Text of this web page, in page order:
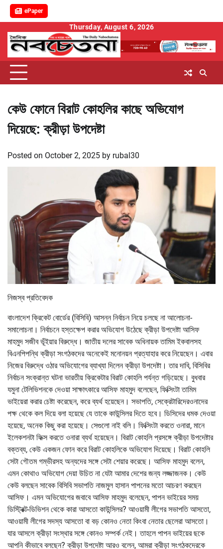
ePaper
content
Thursday, August 6, 2026
কেউ ফোনে বিরাট কোহলির কাছে অভিযোগ
দিয়েছে: ক্রীড়া উপদেষ্টা
Posted on October 2, 2025 by rubal30
নিজস্ব প্রতিবেদক
বাংলাদেশ ক্রিকেট বোর্ডের (বিসিবি) আসন্ন নির্বাচন নিয়ে চলছে না আলোচনা-
সমালোচনা। নির্বাচনে হস্তক্ষেপ করার অভিযোগ উঠেছে ক্রীড়া উপদেষ্টা আসিফ
মাহমুদ সজীব ভূঁইয়ার বিরুদ্ধে। জাতীয় দলের সাবেক অধিনায়ক তামিম ইকবালসহ
বিএনপিপন্থি ক্রীড়া সংগঠকদের অনেকেই মনোনয়ন প্রত্যাহার করে নিয়েছেন। এবার
নিজের বিরুদ্ধে ওঠার অভিযোগের ব্যাখ্যা দিলেন ক্রীড়া উপদেষ্টা। তার দাবি, বিসিবির
নির্বাচন সংক্রান্ত ঘটনা ভারতীয় ক্রিকেটার বিরাট কোহলি পর্যন্ত গড়িয়েছে। বুধবার
যমুনা টেলিভিশনকে দেওয়া সাক্ষাৎকারে আসিফ মাহমুদ বলেছেন, ফিক্সিংটা তামিম
ভাইয়েরা করার চেষ্টা করেছেন, করে ব্যর্থ হয়েছেন। সভাপতি, সেক্রেটারিদেরওনাদের
পক্ষ থেকে কল দিয়ে বলা হয়েছে যে তাকে কাউন্সিলর দিতে হবে। ডিসিদের ধমক দেওয়া
হয়েছে, অনেক কিছু করা হয়েছে। সেগুলো নাই বলি। ফিক্সিংটা করতে ওনারা, মানে
ইলেকশনটা ফিক্স করতে ওনারা ব্যর্থ হয়েছেন। বিরাট কোহলি প্রসঙ্গে ক্রীড়া উপদেষ্টার
বক্তব্য, কেউ একজন ফোন করে বিরাট কোহলিকে অভিযোগ দিয়েছে। বিরাট কোহলি
সেটা গৌতম গম্ভীরসহ অন্যদের সঙ্গে সেটা শেয়ার করেছে। আসিফ মাহমুদ বলেন,
এমন কোথাও অভিযোগ দেয়া উচিত না যেটা আমার দেশের জন্য লজ্জাজনক। কেউ
কেউ বলছেন সাবেক বিসিবি সভাপতি নাজমুল হাসান পাপনের মতো আচরণ করছেন
আসিফ। এমন অভিযোগের জবাবে আসিফ মাহমুদ বলেছেন, পাপন ভাইয়ের সময়
ডিস্ট্রিক্ট-ডিভিশন থেকে কারা আসতো কাউন্সিলর? আওয়ামী লীগের সভাপতি আসতো,
আওয়ামী লীগের সদস্য আসতো বা বড় কোনও নেতা কিংবা নেতার ছেলেরা আসতো।
যার আসলে ক্রীড়া সংস্থার সঙ্গে কোনও সম্পর্ক নেই। তাহলে পাপন ভাইয়ের ছকে
আপনি কীভাবে বলছেন? ক্রীড়া উপদেষ্টা আরও বলেন, আমরা ক্রীড়া সংগঠকদেরকে